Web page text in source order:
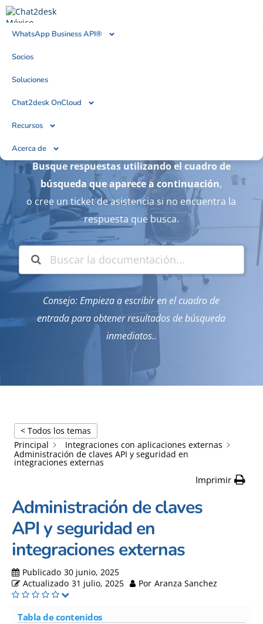
WhatsApp Business API®
Socios
Soluciones
Chat2desk OnCloud
Recursos
Acerca de
¿En qué podemos
ayudarle?
Bienvenido a nuestro portal de asistencia.
Busque respuestas utilizando el cuadro de
búsqueda que aparece a continuación,
o cree un ticket de asistencia si no encuentra la
respuesta que busca.
Consejo: Empieza a escribir en el cuadro de
entrada para obtener resultados de búsqueda
inmediatos..
< Todos los temas
Principal
Integraciones con aplicaciones externas
Administración de claves API y seguridad en
integraciones externas
Imprimir
Administración de claves
API y seguridad en
integraciones externas
Publicado 30 junio, 2025
Actualizado 31 julio, 2025 Por Aranza Sanchez
Tabla de contenidos